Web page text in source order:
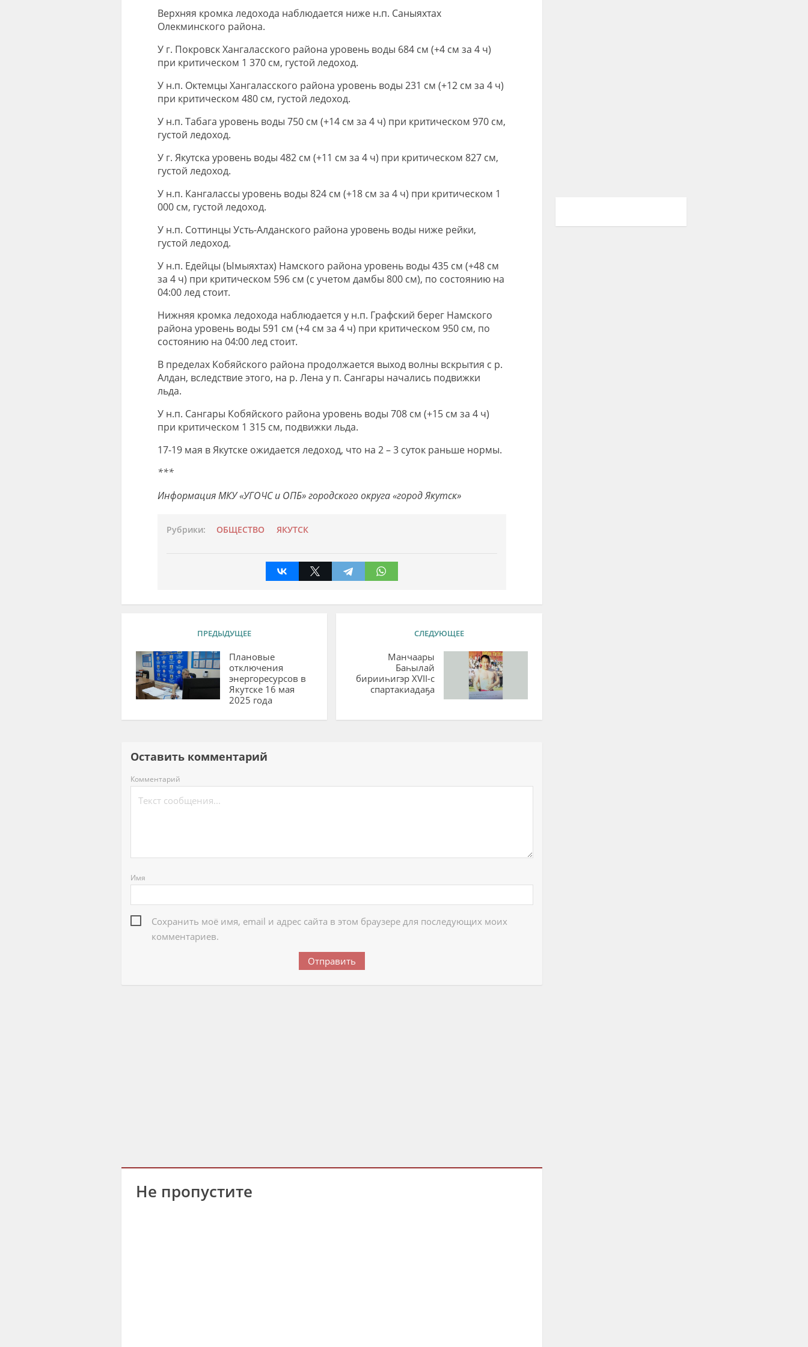
Верхняя кромка ледохода наблюдается ниже н.п. Саныяхтах
Олекминского района.
У г. Покровск Хангаласского района уровень воды 684 см (+4 см за 4 ч)
при критическом 1 370 см, густой ледоход.
У н.п. Октемцы Хангаласского района уровень воды 231 см (+12 см за 4 ч)
при критическом 480 см, густой ледоход.
У н.п. Табага уровень воды 750 см (+14 см за 4 ч) при критическом 970 см,
густой ледоход.
У г. Якутска уровень воды 482 см (+11 см за 4 ч) при критическом 827 см,
густой ледоход.
У н.п. Кангалассы уровень воды 824 см (+18 см за 4 ч) при критическом 1
000 см, густой ледоход.
У н.п. Соттинцы Усть-Алданского района уровень воды ниже рейки,
густой ледоход.
У н.п. Едейцы (Ымыяхтах) Намского района уровень воды 435 см (+48 см
за 4 ч) при критическом 596 см (с учетом дамбы 800 см), по состоянию на
04:00 лед стоит.
Нижняя кромка ледохода наблюдается у н.п. Графский берег Намского
района уровень воды 591 см (+4 см за 4 ч) при критическом 950 см, по
состоянию на 04:00 лед стоит.
В пределах Кобяйского района продолжается выход волны вскрытия с р.
Алдан, вследствие этого, на р. Лена у п. Сангары начались подвижки
льда.
У н.п. Сангары Кобяйского района уровень воды 708 см (+15 см за 4 ч)
при критическом 1 315 см, подвижки льда.
17-19 мая в Якутске ожидается ледоход, что на 2 – 3 суток раньше нормы.
***
Информация МКУ «УГОЧС и ОПБ» городского округа «город Якутск»
Рубрики: ОБЩЕСТВО ЯКУТСК
ПРЕДЫДУЩЕЕ
Плановые
отключения
энергоресурсов в
Якутске 16 мая
2025 года
СЛЕДУЮЩЕЕ
Манчаары
Баһылай
бирииһигэр XVII-с
спартакиадаҕа
Оставить комментарий
Комментарий
Имя
Сохранить моё имя, email и адрес сайта в этом браузере для последующих моих
комментариев.
Не пропустите